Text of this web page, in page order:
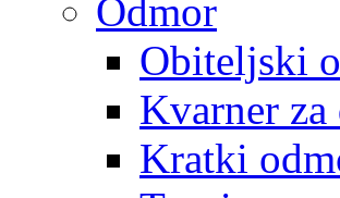
Odmor
Obiteljski
Kvarner za
Kratki